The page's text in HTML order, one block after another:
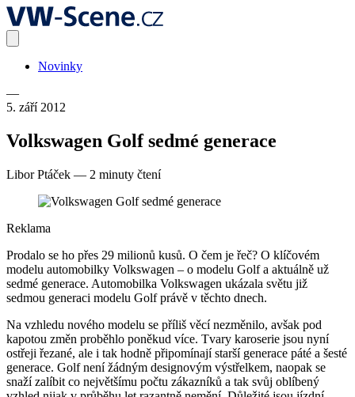
Novinky
—
5. září 2012
Volkswagen Golf sedmé generace
Libor Ptáček — 2 minuty čtení
Reklama
Prodalo se ho přes 29 milionů kusů. O čem je řeč? O klíčovém
modelu automobilky Volkswagen – o modelu Golf a aktuálně už
sedmé generace. Automobilka Volkswagen ukázala světu již
sedmou generaci modelu Golf právě v těchto dnech.
Na vzhledu nového modelu se příliš věcí nezměnilo, avšak pod
kapotou změn proběhlo poněkud více. Tvary karoserie jsou nyní
ostřeji řezané, ale i tak hodně připomínají starší generace páté a šesté
generace. Golf není žádným designovým výstřelkem, naopak se
snaží zalíbit co největšímu počtu zákazníků a tak svůj oblíbený